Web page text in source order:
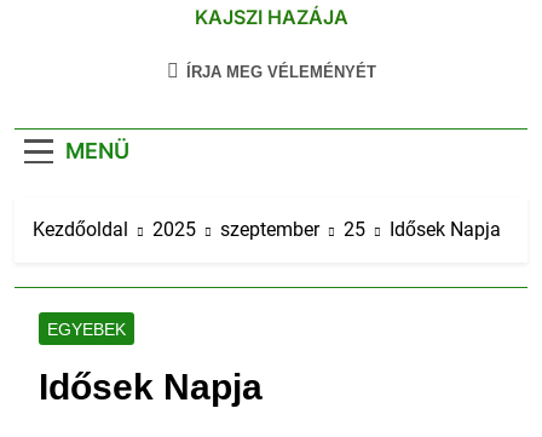
KAJSZI HAZÁJA
ÍRJA MEG VÉLEMÉNYÉT
MENÜ
Kezdőoldal 2025 szeptember 25 Idősek Napja
EGYEBEK
Idősek Napja